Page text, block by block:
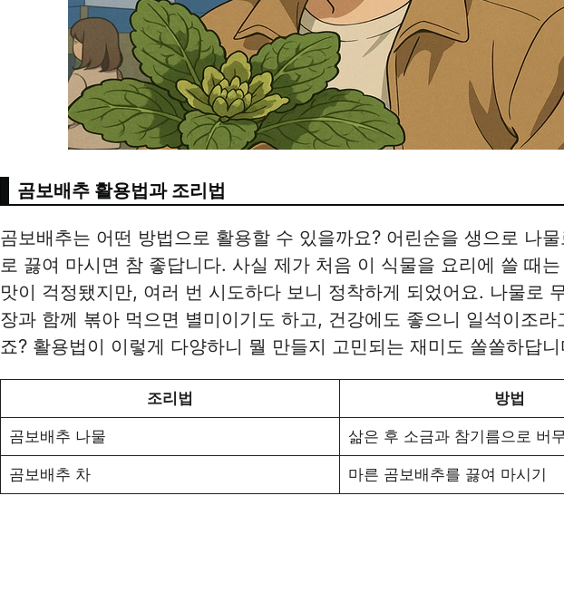
곰보배추 활용법과 조리법
곰보배추는 어떤 방법으로 활용할 수 있을까요? 어린순을 생으로 나
로 끓여 마시면 참 좋답니다. 사실 제가 처음 이 식물을 요리에 쓸 때
맛이 걱정됐지만, 여러 번 시도하다 보니 정착하게 되었어요. 나물로
장과 함께 볶아 먹으면 별미이기도 하고, 건강에도 좋으니 일석이조라
죠? 활용법이 이렇게 다양하니 뭘 만들지 고민되는 재미도 쏠쏠하답니
조리법 방법
곰보배추 나물 삶은 후 소금과 참기름으로 버
곰보배추 차 마른 곰보배추를 끓여 마시기